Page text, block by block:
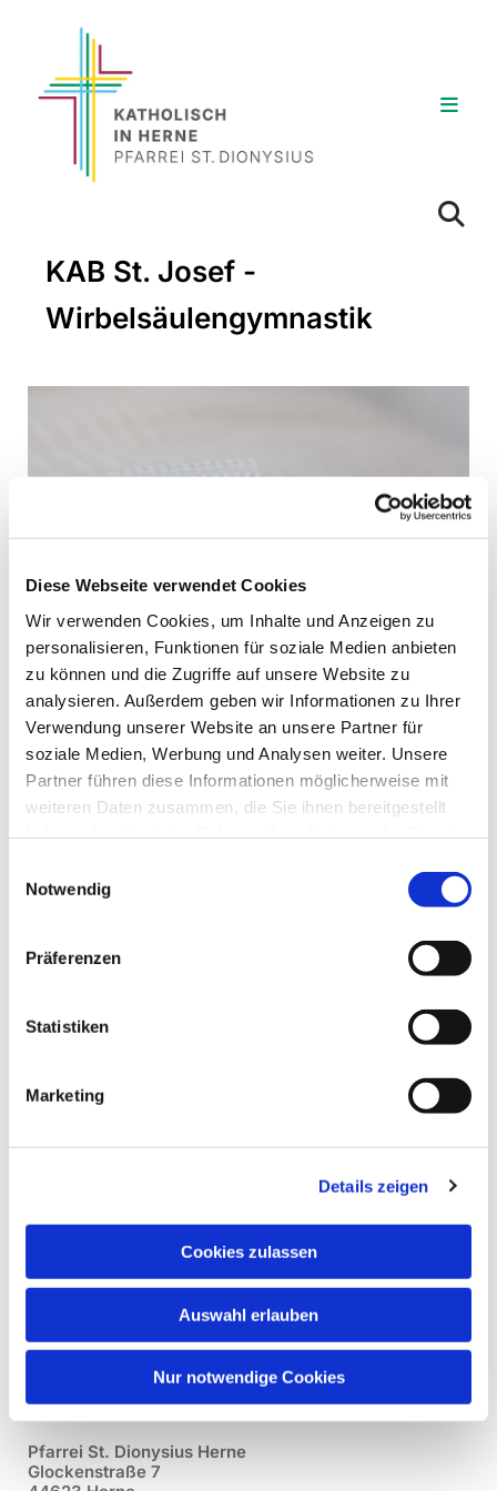
Diese Webseite verwendet Cookies
Wir verwenden Cookies, um Inhalte und Anzeigen zu
personalisieren, Funktionen für soziale Medien anbieten
zu können und die Zugriffe auf unsere Website zu
analysieren. Außerdem geben wir Informationen zu Ihrer
Verwendung unserer Website an unsere Partner für
soziale Medien, Werbung und Analysen weiter. Unsere
Partner führen diese Informationen möglicherweise mit
weiteren Daten zusammen, die Sie ihnen bereitgestellt
Notwendig
Präferenzen
Statistiken
Marketing
Details zeigen
Cookies zulassen
Auswahl erlauben
Nur notwendige Cookies
KAB St. Josef -
Wirbelsäulengymnastik
Donnerstag, 12. August 2027,
18:00 Uhr
Pfarrzentrum St. Dionysius,
Pfarrei St. Dionysius Herne
Glockenstraße 7